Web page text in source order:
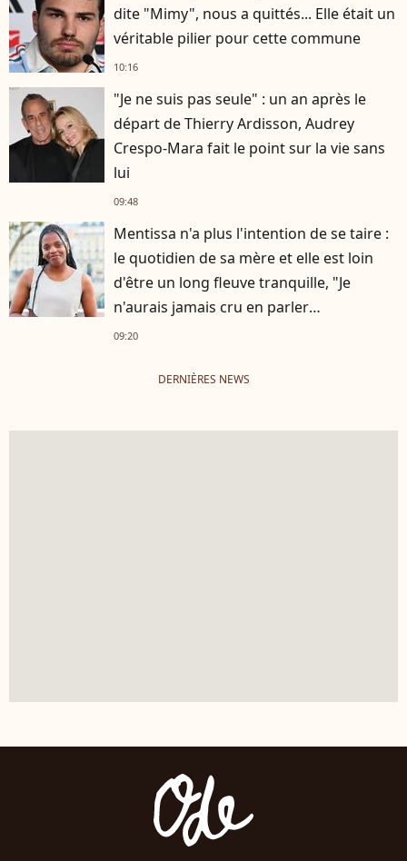
dite "Mimy", nous a quittés... Elle était un
véritable pilier pour cette commune
10:16
"Je ne suis pas seule" : un an après le
départ de Thierry Ardisson, Audrey
Crespo-Mara fait le point sur la vie sans
lui
09:48
Mentissa n'a plus l'intention de se taire :
le quotidien de sa mère et elle est loin
d'être un long fleuve tranquille, "Je
n'aurais jamais cru en parler
publiquement"
09:20
DERNIÈRES NEWS